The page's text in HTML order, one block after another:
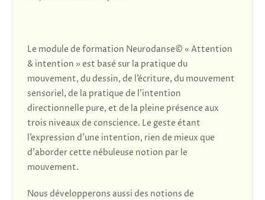
Le module de formation Neurodanse© « Attention
& intention » est basé sur la pratique du
mouvement, du dessin, de l’écriture, du mouvement
sensoriel, de la pratique de l’intention
directionnelle pure, et de la pleine présence aux
trois niveaux de conscience. Le geste étant
l’expression d’une intention, rien de mieux que
d’aborder cette nébuleuse notion par le
mouvement.
Nous développerons aussi des notions de